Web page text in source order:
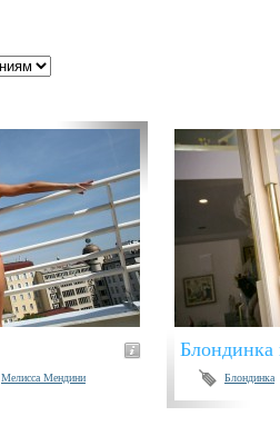
Мелисса Мендини
Блондинка
Блондинка